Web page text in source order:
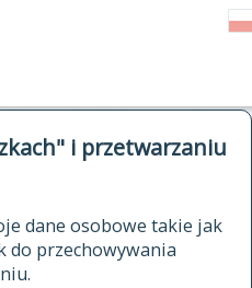
i przetwarzaniu
dane osobowe takie jak
do przechowywania
SŁOWNIK